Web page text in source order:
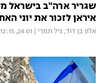
שגריר ארה"ב בישראל
איראן לזכור את יוני
אלון בן דוד, גיל תמרי 24.01, 12:15